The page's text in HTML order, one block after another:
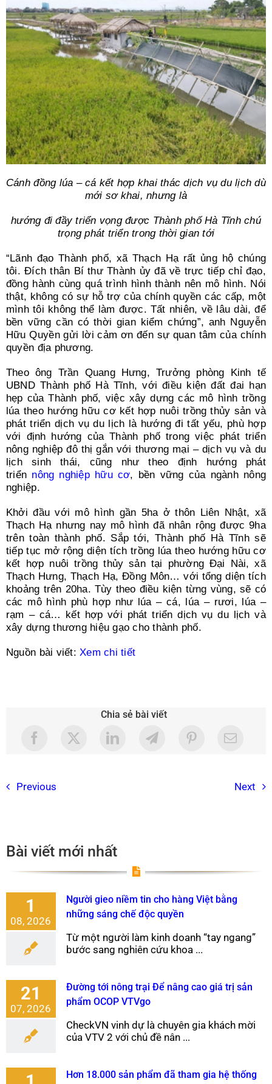
Cánh đồng lúa – cá kết hợp khai thác dịch vụ du lịch dù
mới sơ khai, nhưng là
hướng đi đầy triển vọng được Thành phố Hà Tĩnh chú
trọng phát triển trong thời gian tới
“Lãnh đạo Thành phố, xã Thạch Hạ rất ủng hộ chúng
tôi. Đích thân Bí thư Thành ủy đã về trực tiếp chỉ đạo,
đồng hành cùng quá trình hình thành nên mô hình. Nói
thật, không có sự hỗ trợ của chính quyền các cấp, một
mình tôi không thể làm được. Tất nhiên, về lâu dài, để
bền vững cần có thời gian kiểm chứng”, anh Nguyễn
Hữu Quyền gửi lời cảm ơn đến sự quan tâm của chính
quyền địa phương.
Theo ông Trần Quang Hưng, Trưởng phòng Kinh tế
UBND Thành phố Hà Tĩnh, với điều kiện đất đai hạn
hẹp của Thành phố, việc xây dựng các mô hình trồng
lúa theo hướng hữu cơ kết hợp nuôi trồng thủy sản và
phát triển dịch vụ du lịch là hướng đi tất yếu, phù hợp
với định hướng của Thành phố trong việc phát triển
nông nghiệp đô thị gắn với thương mại – dịch vụ và du
lịch sinh thái, cũng như theo định hướng phát
triển nông nghiệp hữu cơ, bền vững của ngành nông
nghiệp.
Khởi đầu với mô hình gần 5ha ở thôn Liên Nhật, xã
Thạch Hạ nhưng nay mô hình đã nhân rộng được 9ha
trên toàn thành phố. Sắp tới, Thành phố Hà Tĩnh sẽ
tiếp tục mở rộng diện tích trồng lúa theo hướng hữu cơ
kết hợp nuôi trồng thủy sản tại phường Đại Nài, xã
Thạch Hưng, Thạch Hạ, Đồng Môn… với tổng diện tích
khoảng trên 20ha. Tùy theo điều kiện từng vùng, sẽ có
các mô hình phù hợp như lúa – cá, lúa – rươi, lúa –
rạm – cá… kết hợp với phát triển dịch vụ du lịch và
xây dựng thương hiệu gạo cho thành phố.
Nguồn bài viết: Xem chi tiết
Chia sẻ bài viết
Previous Next
Bài viết mới nhất
1
08, 2026
Người gieo niềm tin cho hàng Việt bằng
những sáng chế độc quyền
Từ một người làm kinh doanh “tay ngang”
bước sang nghiên cứu khoa ...
21
07, 2026
Đường tới nông trại Để nâng cao giá trị sản
phẩm OCOP VTVgo
CheckVN vinh dự là chuyên gia khách mời
của VTV 2 với chủ đề nân ...
Hơn 18.000 sản phẩm đã tham gia hệ thống